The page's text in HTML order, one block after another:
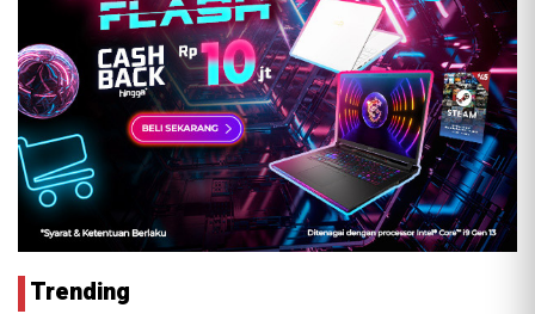
Trending